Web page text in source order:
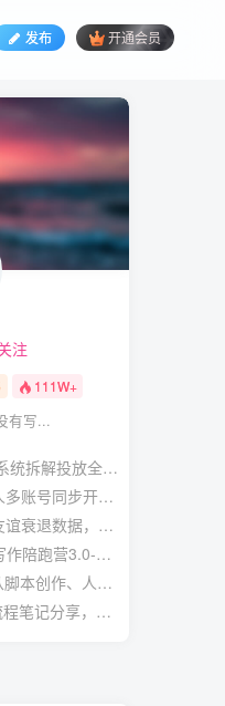
发布 开通会员
力变现玩法，感
道，手机电脑
￥5.9 58
）2026闲鱼
法，长期稳定
）AI短剧创
教
恶毒女配短
，小白也能
变现
￥4.9 54
）人性思维格
：20W博主亲
×字幕封面设
橱窗带货6W
￥3.9
注
111W+
有写...
账户提升广告投产回报率
时间撬动多渠道精准流量
难交真心朋友的根源
工手写模式×去除AI痕迹×头条公众号百家号
实操、一键成片标准化交付教程
小白看了当天学会见收益